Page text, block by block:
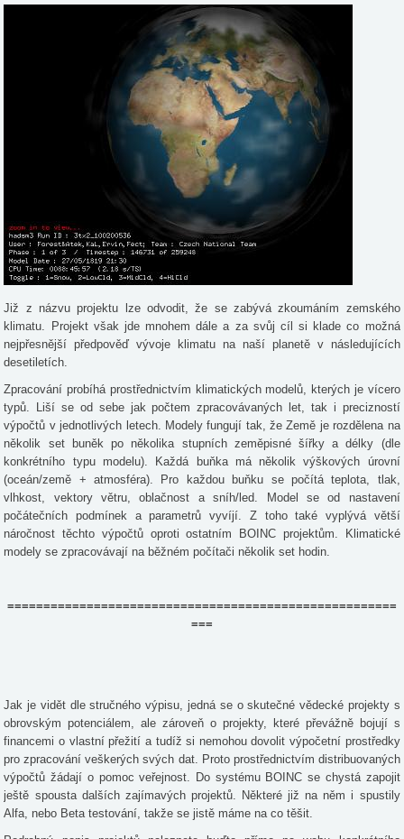
Již z názvu projektu lze odvodit, že se zabývá zkoumáním zemského
klimatu. Projekt však jde mnohem dále a za svůj cíl si klade co možná
nejpřesnější předpověď vývoje klimatu na naší planetě v následujících
desetiletích.
Zpracování probíhá prostřednictvím klimatických modelů, kterých je vícero
typů. Liší se od sebe jak počtem zpracovávaných let, tak i precizností
výpočtů v jednotlivých letech. Modely fungují tak, že Země je rozdělena na
několik set buněk po několika stupních zeměpisné šířky a délky (dle
konkrétního typu modelu). Každá buňka má několik výškových úrovní
(oceán/země + atmosféra). Pro každou buňku se počítá teplota, tlak,
vlhkost, vektory větru, oblačnost a sníh/led. Model se od nastavení
počátečních podmínek a parametrů vyvíjí. Z toho také vyplývá větší
náročnost těchto výpočtů oproti ostatním BOINC projektům. Klimatické
modely se zpracovávají na běžném počítači několik set hodin.
======================================================
===
Jak je vidět dle stručného výpisu, jedná se o skutečné vědecké projekty s
obrovským potenciálem, ale zároveň o projekty, které převážně bojují s
financemi o vlastní přežití a tudíž si nemohou dovolit výpočetní prostředky
pro zpracování veškerých svých dat. Proto prostřednictvím distribuovaných
výpočtů žádají o pomoc veřejnost. Do systému BOINC se chystá zapojit
ještě spousta dalších zajímavých projektů. Některé již na něm i spustily
Alfa, nebo Beta testování, takže se jistě máme na co těšit.